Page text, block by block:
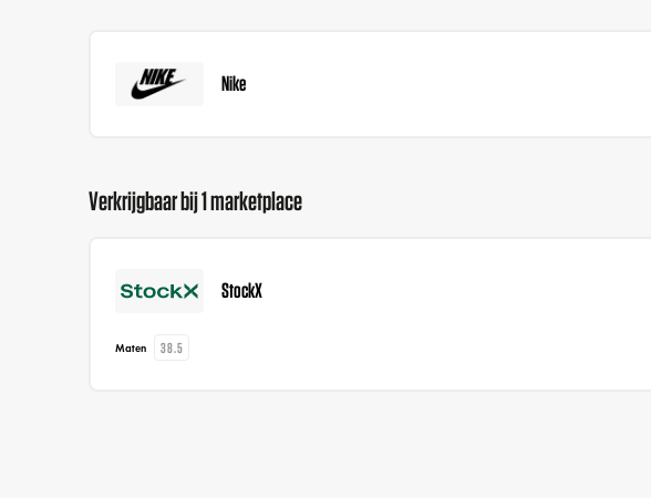
Nike
Verkrijgbaar bij 1 marketplace
StockX
Maten 38.5